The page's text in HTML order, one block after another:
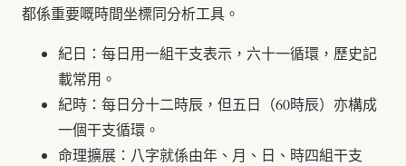
都係重要嘅時間坐標同分析工具。
紀日：每日用一組干支表示，六十一循環，歷史記
載常用。
紀時：每日分十二時辰，但五日（60時辰）亦構成
一個干支循環。
命理擴展：八字就係由年、月、日、時四組干支